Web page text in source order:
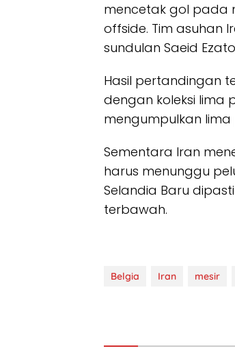
mencetak gol pada
offside. Tim asuhan
sundulan Saeid
Hasil pertandingan
dengan koleksi lima
mengumpulkan
Sementara Iran
harus menunggu
Selandia Baru
terbawah.
Belgia Iran mesir